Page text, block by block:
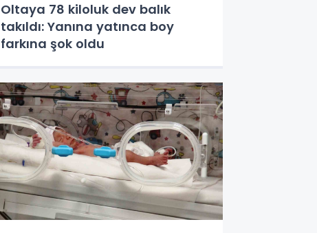
Oltaya 78 kiloluk dev balık
takıldı: Yanına yatınca boy
farkına şok oldu